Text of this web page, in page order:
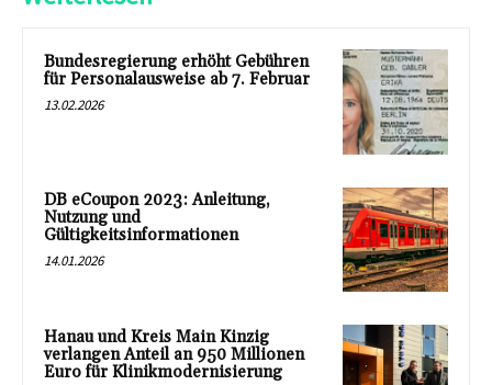
Bundesregierung erhöht Gebühren
für Personalausweise ab 7. Februar
13.02.2026
DB eCoupon 2023: Anleitung,
Nutzung und
Gültigkeitsinformationen
14.01.2026
Hanau und Kreis Main Kinzig
verlangen Anteil an 950 Millionen
Euro für Klinikmodernisierung